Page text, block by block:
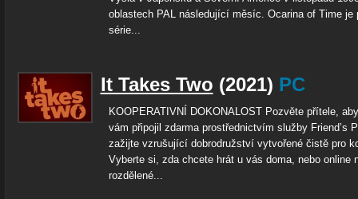
oblastech PAL následující měsíc. Ocarina of Time je
série...
It Takes Two (2021) PC
KOOPERATIVNÍ DOKONALOST Pozvěte přítele,
vám připojil zdarma prostřednictvím služby Friend’s
zažijte vzrušující dobrodružství vytvořené čistě pro
Vyberte si, zda chcete hrát u vás doma, nebo online
rozdělené...